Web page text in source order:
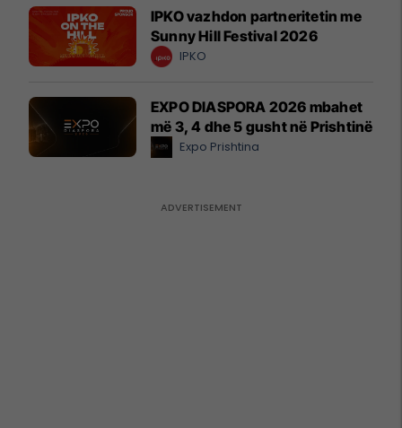
IPKO vazhdon partneritetin me
Sunny Hill Festival 2026
IPKO
EXPO DIASPORA 2026 mbahet
më 3, 4 dhe 5 gusht në Prishtinë
Expo Prishtina